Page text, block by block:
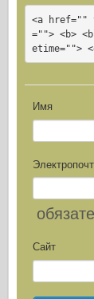
<a
=""> <b>
etime="">
Имя
Сайт